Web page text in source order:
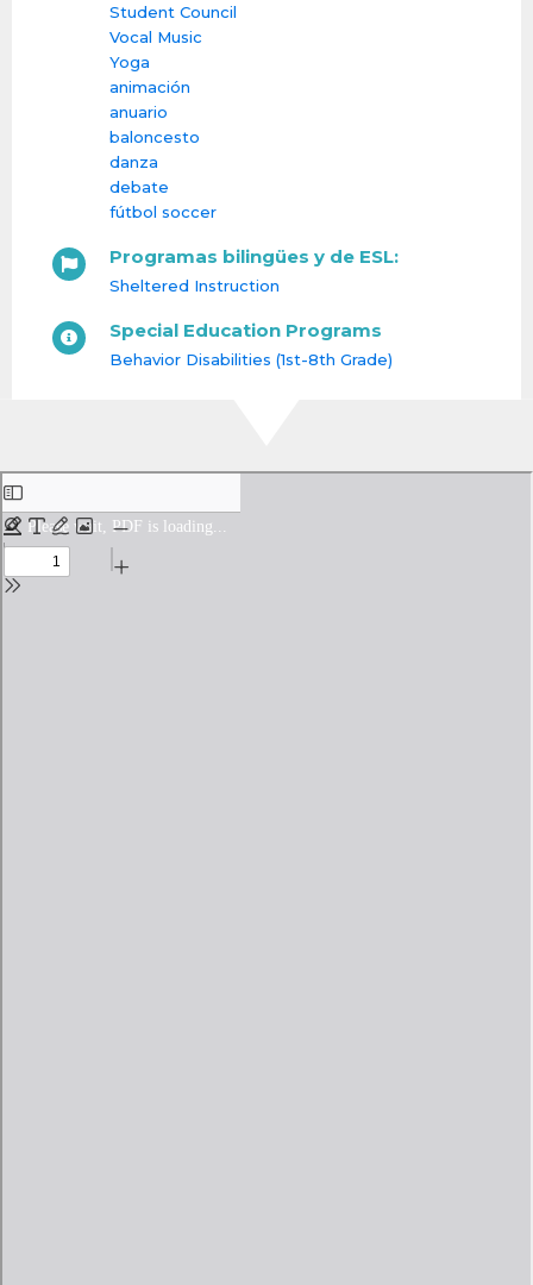
Student Council
Vocal Music
Yoga
animación
anuario
baloncesto
danza
debate
fútbol soccer
Programas bilingües y de ESL:
Sheltered Instruction
Special Education Programs
Behavior Disabilities (1st-8th Grade)